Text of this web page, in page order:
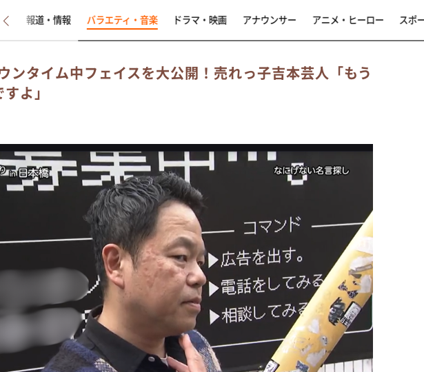
報道・情報 バラエティ・音楽 ドラマ・映画 アナウンサー アニメ・ヒーロー スポ
ンタイム中フェイスを大公開！売れっ子吉本芸人「もう
よ」